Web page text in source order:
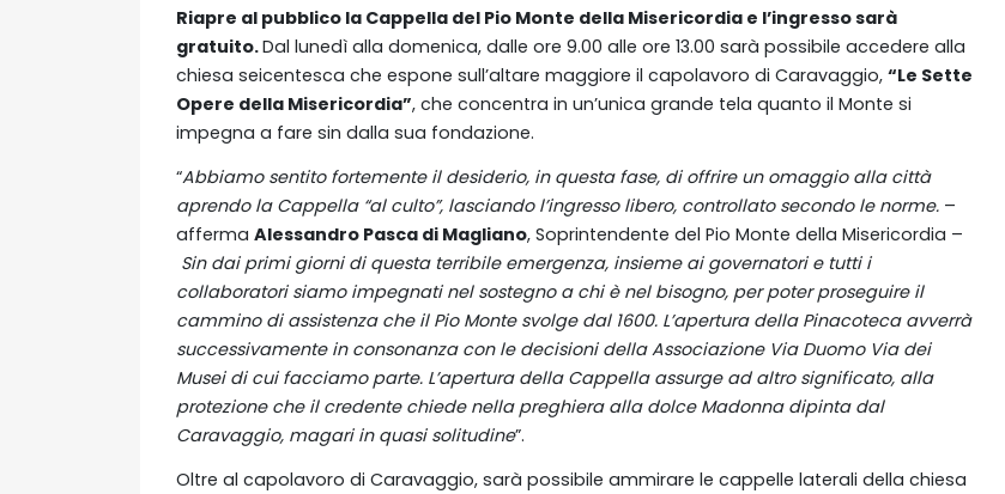
Riapre al pubblico la Cappella del Pio Monte della Misericordia e l’ingresso sarà
gratuito.Dal lunedì alla domenica, dalle ore 9.00 alle ore 13.00 sarà possibile accedere alla
chiesa seicentesca che espone sull’altare maggiore il capolavoro di Caravaggio, “Le Sette
Opere della Misericordia”, che concentra in un’unica grande tela quanto il Monte si
impegna a fare sin dalla sua fondazione.
“Abbiamo sentito fortemente il desiderio, in questa fase, di offrire un omaggio alla città
aprendo la Cappella “al culto”, lasciando l’ingresso libero, controllato secondo le norme. –
afferma Alessandro Pasca di Magliano, Soprintendente del Pio Monte della Misericordia –
Sin dai primi giorni di questa terribile emergenza, insieme ai governatori e tutti i
collaboratori siamo impegnati nel sostegno a chi è nel bisogno, per poter proseguire il
cammino di assistenza che il Pio Monte svolge dal 1600. L’apertura della Pinacoteca avverrà
successivamente in consonanza con le decisioni della Associazione Via Duomo Via dei
Musei di cui facciamo parte. L’apertura della Cappella assurge ad altro significato, alla
protezione che il credente chiede nella preghiera alla dolce Madonna dipinta dal
Caravaggio, magari in quasi solitudine”.
Oltre al capolavoro di Caravaggio, sarà possibile ammirare le cappelle laterali della chiesa